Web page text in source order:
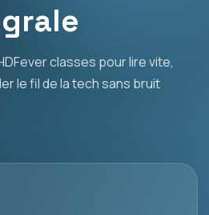
classes pour lire vite,
le fil de la tech sans bruit